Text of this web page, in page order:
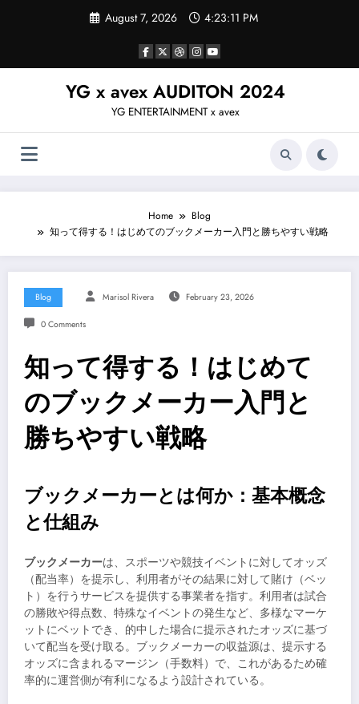
August 7, 2026 4:23:12 PM
YG x avex AUDITON 2024
YG ENTERTAINMENT x avex
Home
Blog
知って得する！はじめてのブックメーカー入門と勝ちやすい戦略
Blog Marisol Rivera February 23, 2026
0 Comments
知って得する！はじめて
のブックメーカー入門と
勝ちやすい戦略
ブックメーカーとは何か：基本概念
と仕組み
ブックメーカーは、スポーツや競技イベントに対してオッズ
（配当率）を提示し、利用者がその結果に対して賭け（ベッ
ト）を行うサービスを提供する事業者を指す。利用者は試合
の勝敗や得点数、特殊なイベントの発生など、多様なマーケ
ットにベットでき、的中した場合に提示されたオッズに基づ
いて配当を受け取る。ブックメーカーの収益源は、提示する
オッズに含まれるマージン（手数料）で、これがあるため確
率的に運営側が有利になるよう設計されている。